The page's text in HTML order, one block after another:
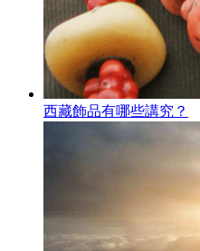
西藏飾品有哪些講究？